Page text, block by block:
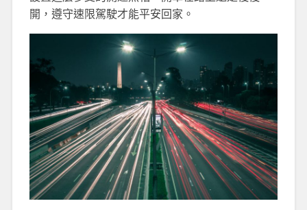
開，遵守速限駕駛才能平安回家。